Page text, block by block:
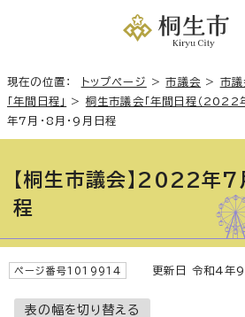
現在の位置： トップページ >市議会 > 市議
「年間日程」
> 桐生市議会「年間日程（2022年
年7月・8月・9月日程
【桐生市議会】2022年7
程
ページ番号1019914 更新日 令和4年9
表の幅を切り替える